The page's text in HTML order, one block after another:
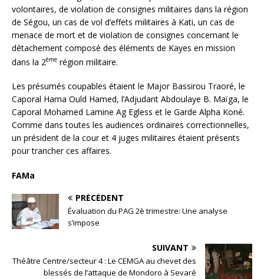
volontaires, de violation de consignes militaires dans la région
de Ségou, un cas de vol d’effets militaires à Kati, un cas de
menace de mort et de violation de consignes concernant le
détachement composé des éléments de Kayes en mission
dans la 2ème région militaire.
Les présumés coupables étaient le Major Bassirou Traoré, le
Caporal Hama Ould Hamed, l’Adjudant Abdoulaye B. Maïga, le
Caporal Mohamed Lamine Ag Egless et le Garde Alpha Koné.
Comme dans toutes les audiences ordinaires correctionnelles,
un président de la cour et 4 juges militaires étaient présents
pour trancher ces affaires.
FAMa
PRÉCÉDENT
Évaluation du PAG 2è trimestre: Une analyse
s’impose
SUIVANT
Théâtre Centre/secteur 4 : Le CEMGA au chevet des
blessés de l’attaque de Mondoro à Sevaré